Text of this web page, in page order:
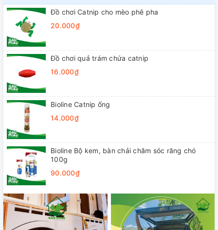
Đồ chơi Catnip cho mèo phê pha
20.000₫
Đồ chơi quả trám chứa catnip
16.000₫
Bioline Catnip ống
14.000₫
Bioline Bộ kem, bàn chải chăm sóc răng chó
100g
90.000₫